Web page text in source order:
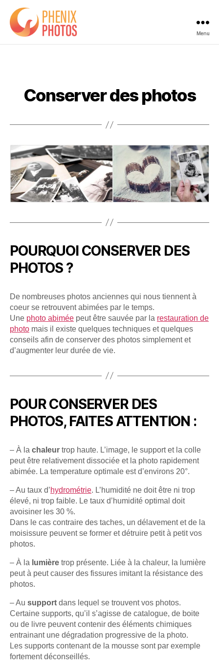
Menu
Conserver des photos
POURQUOI CONSERVER DES
PHOTOS ?
De nombreuses photos anciennes qui nous tiennent à
coeur se retrouvent abimées par le temps.
Une photo abimée peut être sauvée par la restauration de
photo mais il existe quelques techniques et quelques
conseils afin de conserver des photos simplement et
d’augmenter leur durée de vie.
POUR CONSERVER DES
PHOTOS, FAITES ATTENTION :
– À la chaleur trop haute. L’image, le support et la colle
peut être relativement dissociée et la photo rapidement
abimée. La temperature optimale est d’environs 20°.
– Au taux d’hydrométrie. L’humidité ne doit être ni trop
élevé, ni trop faible. Le taux d’humidité optimal doit
avoisiner les 30 %.
Dans le cas contraire des taches, un délavement et de la
moisissure peuvent se former et détruire petit à petit vos
photos.
– À la lumière trop présente. Liée à la chaleur, la lumière
peut à peut causer des fissures imitant la résistance des
photos.
– Au support dans lequel se trouvent vos photos.
Certaine supports, qu’il s’agisse de catalogue, de boite
ou de livre peuvent contenir des éléments chimiques
entrainant une dégradation progressive de la photo.
Les supports contenant de la mousse sont par exemple
fortement déconseillés.